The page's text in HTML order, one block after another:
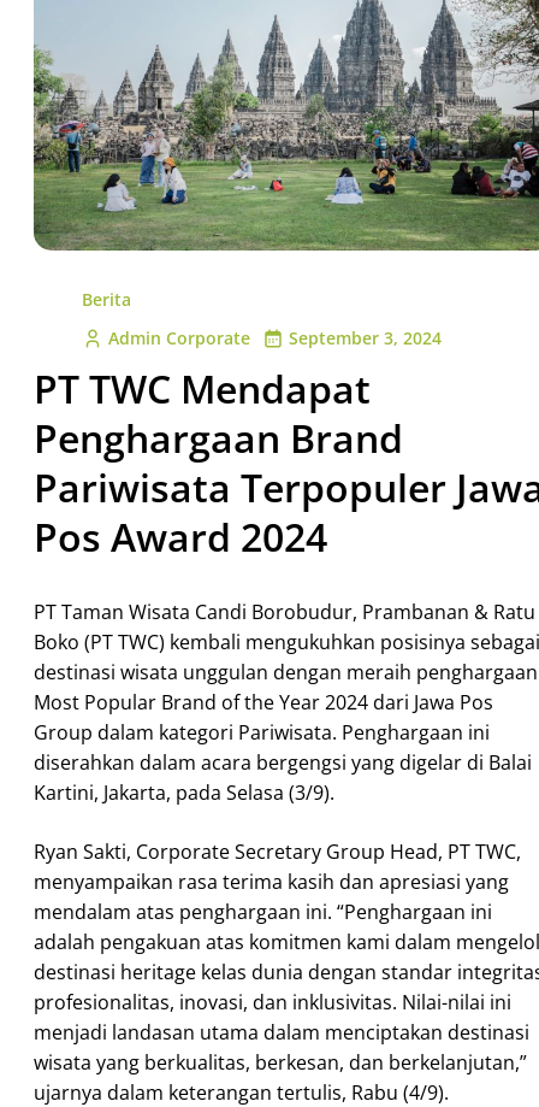
Berita
Admin Corporate
September 3, 2024
PT TWC Mendapat
Penghargaan Brand
Pariwisata Terpopuler
Pos Award 2024
PT Taman Wisata Candi Borobudur, Prambanan & Ratu
Boko (PT TWC) kembali mengukuhkan posisinya sebagai
destinasi wisata unggulan dengan meraih penghargaan
Most Popular Brand of the Year 2024 dari Jawa Pos
Group dalam kategori Pariwisata. Penghargaan ini
diserahkan dalam acara bergengsi yang digelar di Balai
Kartini, Jakarta, pada Selasa (3/9).
Ryan Sakti, Corporate Secretary Group Head, PT TWC,
menyampaikan rasa terima kasih dan apresiasi yang
mendalam atas penghargaan ini. “Penghargaan ini
adalah pengakuan atas komitmen kami dalam
destinasi heritage kelas dunia dengan standar
profesionalitas, inovasi, dan inklusivitas. Nilai-nilai ini
menjadi landasan utama dalam menciptakan destinasi
wisata yang berkualitas, berkesan, dan berkelanjutan,”
ujarnya dalam keterangan tertulis, Rabu (4/9).